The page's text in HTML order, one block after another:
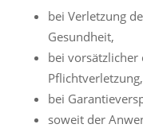
bei Verletzung
Gesundheit,
bei
Pflichtverletzung,
bei
soweit der